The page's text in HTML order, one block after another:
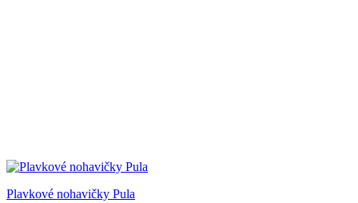
Plavkové nohavičky Pula